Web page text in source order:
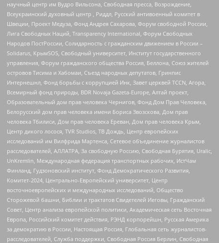
научный центр им Вудро Вильсона, Свободная пресса, Возрождение,
Всеукраинский духовный центр , Риддл, Русский антивоенный комитет в
Швеции, Проект Медуза, Фонд Андрея Сахарова, Форум свободной России,
Лига Свободных Наций, Transparеncy International, Форум Свободных
Народов ПостРоссии, Солидарность с гражданским движением в России –
Solidarus, КрымSOS, Свободный университет, Институт государственного
управления, Форум гражданского общества Россия, Беллона, Союз жителей
островов Тисима и Хабомаи, Съезд народных депутатов, Гринпис
Интернешнл, Фонд борьбы с коррупцией Инк, Завет церквей TCCN, Агора,
Всемирный фонд природы, BDR Novaja Gazeta-Europe, Алтай проект,
Образовательный дом прав человека Чернигов, Фонд Дом Прав Человека,
Белорусский дом прав человека имени Бориса Звозскова, Дом прав
человека Тбилиси, Дом прав человека Ереван, Дом прав человека Крым,
Центр дикого лосося, TVR Studios, ТВ Дождь, Центр европейских
исследований им Вилфрида Мартенса, Сетевое объединение журналистов
расследователей, АЛЛАТРА, За свободную Россию, Свободная Бурятия, Uralic,
UnKremlin, Международная федерация транспортных рабочих, ИстЧам
Финланд, Гудзоновский институт, Фонд Демократического Развития,
Комитет-2024, Центрально-Европейский университет, Центр
восточноевропейских и международных исследований, Общество
Сторожевой башни, Библии и трактатов Свидетелей Иеговы, Гражданский
Совет, Центр анализа европейской политики, Академическая сеть Восточная
Европа, Российский комитет действия, РЭНД корпорейшн, Русская Америка
за демократию в России, Настоящая Россия, Глобальная сеть журналистов-
расследователей, Служба поддержки, Свободная Россия Берлин, Свободная